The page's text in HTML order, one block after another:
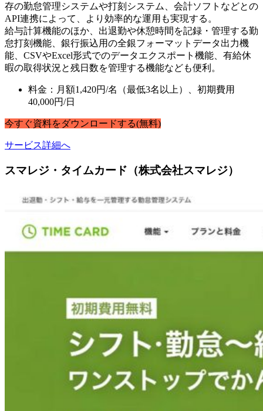
存の勤怠管理システムや打刻システム、会計ソフトなどとの
API連携によって、より効率的な運用も実現する。
給与計算機能のほか、出退勤や休憩時間を記録・管理する勤
怠打刻機能、銀行振込用の全銀フォーマットデータ出力機
能、CSVやExcel形式でのデータエクスポート機能、有給休
暇の取得状況と残日数を管理する機能なども便利。
料金：月額1,420円/名（最低3名以上）、初期費用
40,000円/日
今すぐ資料をダウンロードする(無料)
サービス詳細へ
スマレジ・タイムカード（株式会社スマレジ）